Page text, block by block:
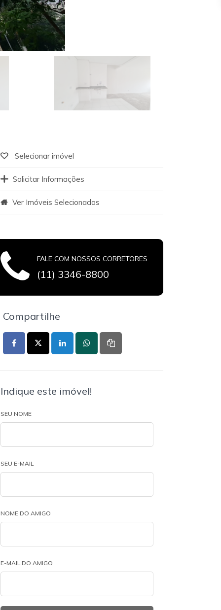
Selecionar imóvel
Solicitar Informações
Ver Imóveis Selecionados
FALE COM NOSSOS CORRETORES
(11) 3346-8800
Compartilhe
Indique este imóvel!
SEU NOME
SEU E-MAIL
NOME DO AMIGO
E-MAIL DO AMIGO